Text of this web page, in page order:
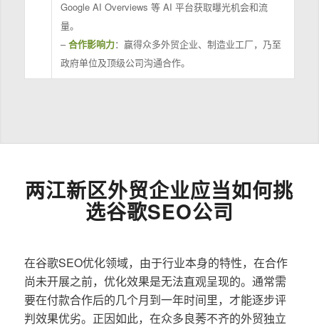
Google AI Overviews 等 AI 平台获取曝光机会和流
量。
–合作影响力：赢得众多外贸企业、制造业工厂，乃至
政府单位及顶级公司沟通合作。
两江新区外贸企业应当如何挑
选谷歌SEO公司
在谷歌SEO优化领域，由于行业本身的特性，在合作
尚未开展之前，优化效果是无法直观呈现的。通常需
要在付款合作后的几个月到一年时间里，才能逐步评
判效果优劣。正因如此，在众多良莠不齐的外贸独立